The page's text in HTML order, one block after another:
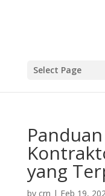
Select Page
yang
by crn | Feb 19,